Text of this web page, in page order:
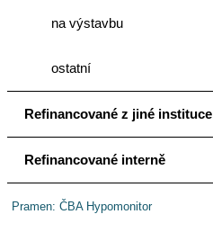
na výstavbu
ostatní
Refinancované z jiné instituce
Refinancované interně
Pramen: ČBA Hypomonitor